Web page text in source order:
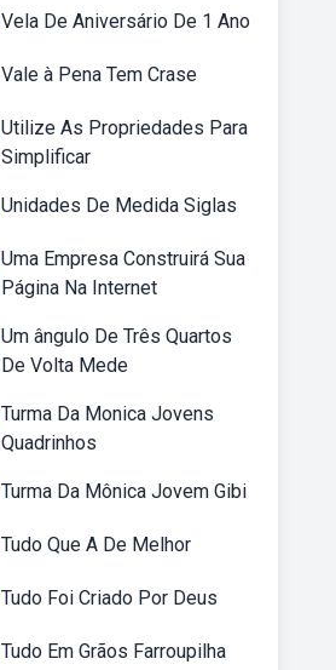
Vela De Aniversário De 1 Ano
Vale à Pena Tem Crase
Utilize As Propriedades Para
Simplificar
Unidades De Medida Siglas
Uma Empresa Construirá Sua
Página Na Internet
Um ângulo De Três Quartos
De Volta Mede
Turma Da Monica Jovens
Quadrinhos
Turma Da Mônica Jovem Gibi
Tudo Que A De Melhor
Tudo Foi Criado Por Deus
Tudo Em Grãos Farroupilha